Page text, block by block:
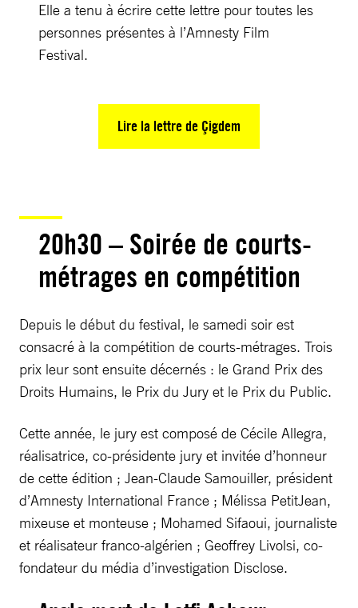
Elle a tenu à écrire cette lettre pour toutes les
personnes présentes à l’Amnesty Film
Festival.
Lire la lettre de Çigdem
20h30 – Soirée de courts-
métrages en compétition
Depuis le début du festival, le samedi soir est
consacré à la compétition de courts-métrages. Trois
prix leur sont ensuite décernés : le Grand Prix des
Droits Humains, le Prix du Jury et le Prix du Public.
Cette année, le jury est composé de Cécile Allegra,
réalisatrice, co-présidente jury et invitée d’honneur
de cette édition ; Jean-Claude Samouiller, président
d’Amnesty International France ; Mélissa PetitJean,
mixeuse et monteuse ; Mohamed Sifaoui, journaliste
et réalisateur franco-algérien ; Geoffrey Livolsi, co-
fondateur du média d’investigation Disclose.